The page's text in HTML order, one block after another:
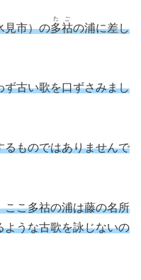
見市）の多祜
たご
の浦に差し
ず古い歌を口ずさみまし
るものではありませんで
ここ多祜の浦は藤の名所
ような古歌を詠じないの